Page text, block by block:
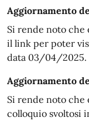
Aggiornamento
Si rende noto che
il link per poter
data 03/04/2025.
Aggiornamento
Si rende noto che
colloquio svoltosi